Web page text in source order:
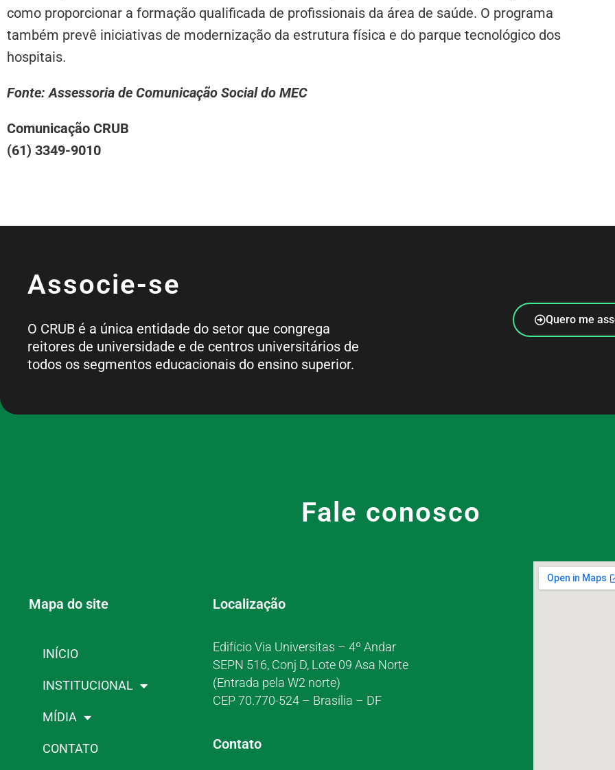
como proporcionar a formação qualificada de profissionais da área de saúde. O programa
também prevê iniciativas de modernização da estrutura física e do parque tecnológico dos
hospitais.
Fonte: Assessoria de Comunicação Social do MEC
Comunicação CRUB
(61) 3349-9010
Associe-se
O CRUB é a única entidade do setor que congrega
reitores de universidade e de centros universitários de
todos os segmentos educacionais do ensino superior.
Quero me
Fale conosco
Mapa do site
INÍCIO
INSTITUCIONAL
MÍDIA
CONTATO
Localização
Edifício Via Universitas – 4º Andar
SEPN 516, Conj D, Lote 09 Asa Norte
(Entrada pela W2 norte)
CEP 70.770-524 – Brasília – DF
Contato